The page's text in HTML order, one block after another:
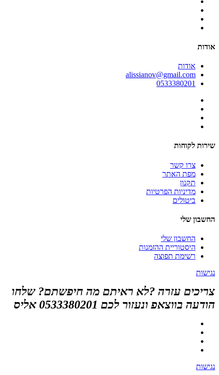
אודות
אודות
alissianov@gmail.com
0533380201
שירות לקוחות
צרו קשר
מפת האתר
תקנון
מדיניות הפרטיות
ביטולים
החשבון שלי
החשבון שלי
היסטוריית ההזמנות
רשימת תפוצה
נגישות
צריכים עזרה ?לא ראיתם מה חיפשתם? שלחו
הודעה בווצאפ ונעזור לכם 0533380201 אליס
נגישות